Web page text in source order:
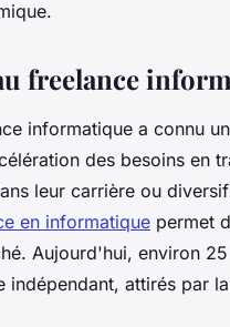
freelance
informatique a connu
des besoins en
leur carrière ou
en informatique permet
Aujourd'hui, environ
indépendant, attirés par